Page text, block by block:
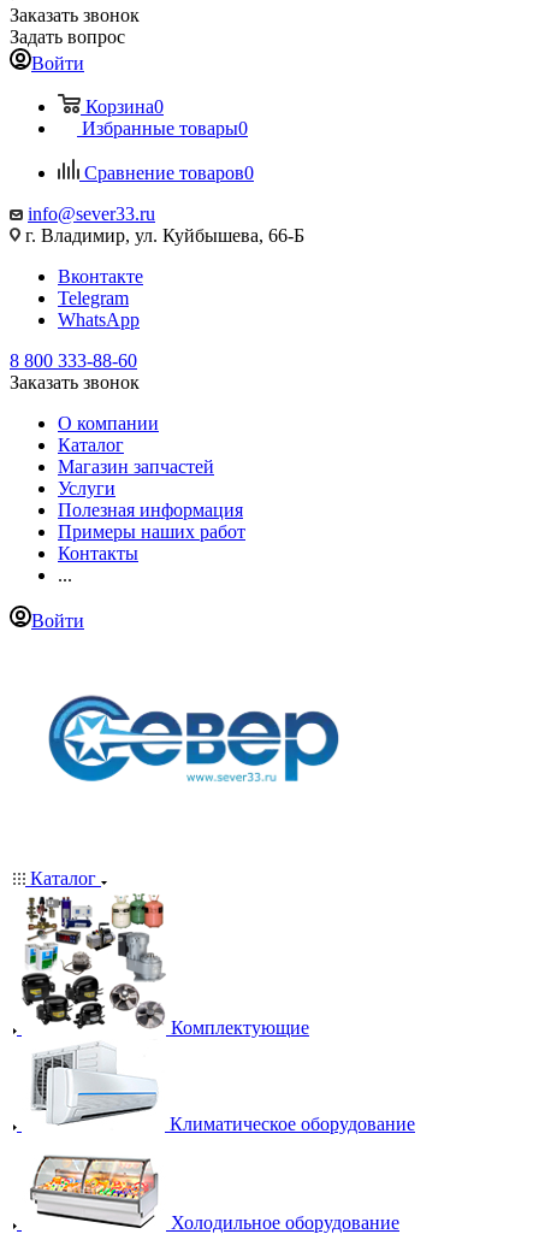
Заказать звонок
Задать вопрос
Войти
Корзина0
Избранные товары0
Сравнение товаров0
info@sever33.ru
г. Владимир, ул. Куйбышева, 66-Б
Вконтакте
Telegram
WhatsApp
8 800 333-88-60
Заказать звонок
О компании
Каталог
Магазин запчастей
Услуги
Полезная информация
Примеры наших работ
Контакты
...
Войти
Каталог
Комплектующие
Климатическое оборудование
Холодильное оборудование